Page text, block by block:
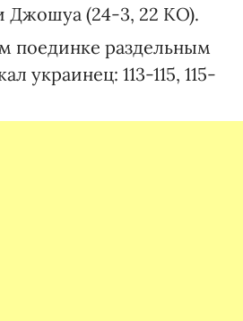
Джошуа (24-3, 22 КО).
поединке раздельным
украинец: 113-115, 115-